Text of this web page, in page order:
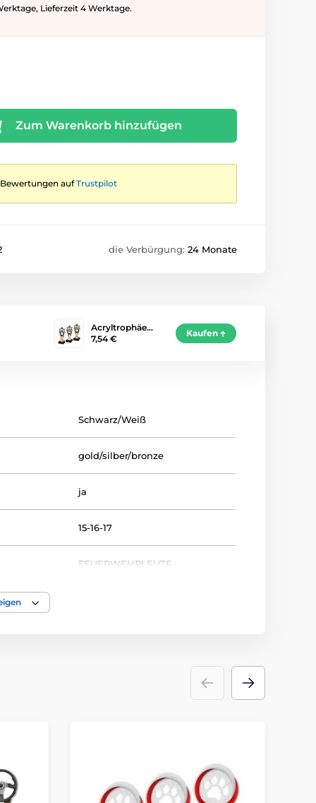
Lieferzeit 4 Werktage.
Zum Warenkorb hinzufügen
aufTrustpilot
die Verbürgung: 24 Monate
Acryltrophäe…
7,54 €
Kaufen
Schwarz/Weiß
gold/silber/bronze
ja
15-16-17
FEUERWEHRLEUTE